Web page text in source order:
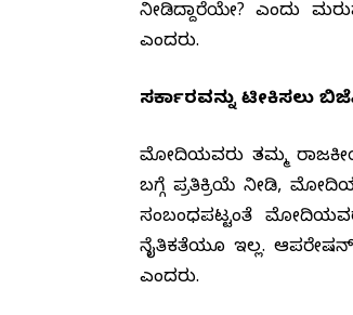
ನೀಡಿದ್ದಾರೆಯೇ? ಎಂದು
ಎಂದರು.
ಸರ್ಕಾರವನ್ನು ಟೀಕಿಸಲು
ಮೋದಿಯವರು ತಮ್ಮ ರಾಜಕೀಯ
ಬಗ್ಗೆ ಪ್ರತಿಕ್ರಿಯೆ ನೀಡಿ,
ಸಂಬಂಧಪಟ್ಟಂತೆ
ನೈತಿಕತೆಯೂ ಇಲ್ಲ.
ಎಂದರು.